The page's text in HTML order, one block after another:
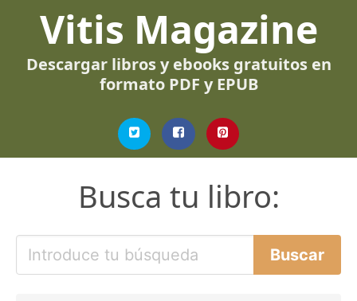
Vitis Magazine
Descargar libros y ebooks gratuitos en
formato PDF y EPUB
Busca tu libro: